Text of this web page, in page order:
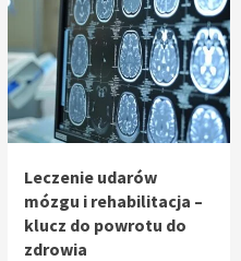
Leczenie udarów
mózgu i rehabilitacja –
klucz do powrotu do
zdrowia